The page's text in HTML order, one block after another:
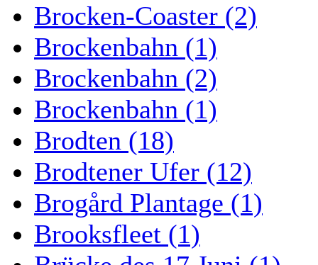
Brocken-Coaster (2)
Brockenbahn (1)
Brockenbahn (2)
Brockenbahn (1)
Brodten (18)
Brodtener Ufer (12)
Brogård Plantage (1)
Brooksfleet (1)